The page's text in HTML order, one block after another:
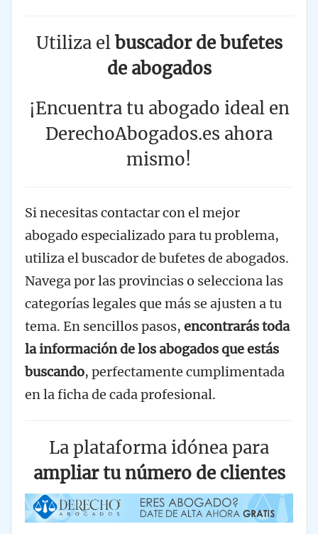
Utiliza elbuscador de bufetes
de abogados
¡Encuentra tu abogado ideal en
DerechoAbogados.es ahora
mismo!
Si necesitas contactar con el mejor
abogado especializado para tu problema,
utiliza el buscador de bufetes de abogados.
Navega por las provincias o selecciona las
categorías legales que más se ajusten a tu
tema. En sencillos pasos, encontrarás toda
la información de los abogados que estás
buscando, perfectamente cumplimentada
en la ficha de cada profesional.
La plataforma idónea para
ampliar tu número de clientes